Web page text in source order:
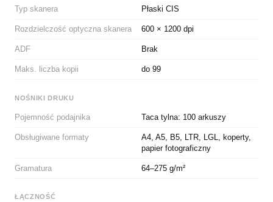
Typ skanera Płaski CIS
Rozdzielczość optyczna skanera 600 × 1200 dpi
ADF Brak
Maks. liczba kopii do 99
NOŚNIKI DRUKU
Pojemność podajnika Taca tylna: 100 arkuszy
Obsługiwane formaty
A4, A5, B5, LTR, LGL, koperty,
papier fotograficzny
Gramatura 64–275 g/m²
ŁĄCZNOŚĆ